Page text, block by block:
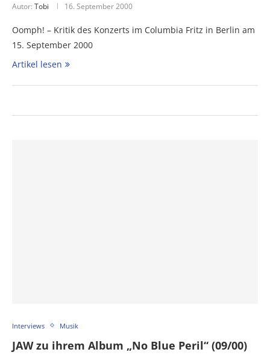
Autor: Tobi 16. September 2000
Oomph! – Kritik des Konzerts im Columbia Fritz in Berlin am
15. September 2000
Artikel lesen
Interviews Musik
JAW zu ihrem Album „No Blue Peril“ (09/00)